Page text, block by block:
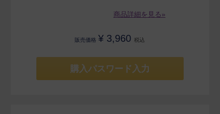
商品詳細を見る»
販売価格 ¥ 3,960 税込
購入パスワード入力